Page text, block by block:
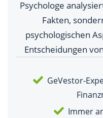
Psychologe
Fakten,
psychologischen
Entscheidungen
GeVestor-
Immer